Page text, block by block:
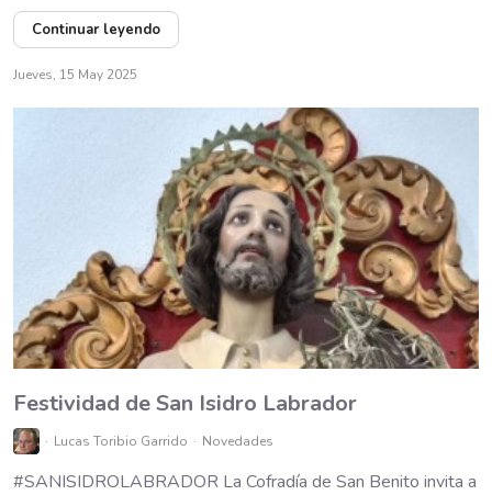
Continuar leyendo
Jueves, 15 May 2025
Festividad de San Isidro Labrador
Lucas Toribio Garrido Novedades
#SANISIDROLABRADOR La Cofradía de San Benito invita a